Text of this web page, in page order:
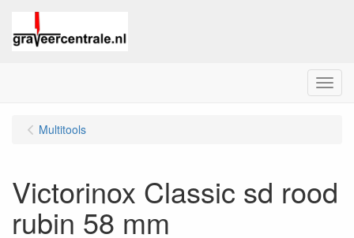
Menu
Multitools
Victorinox Classic sd rood
rubin 58 mm